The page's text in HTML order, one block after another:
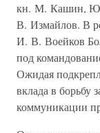
кн. М. Кашин, Ю.
В. Измайлов. В
И. В. Воейков
под
Ожидая
вклада в борьбу
коммуникации